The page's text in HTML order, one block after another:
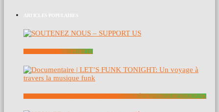
ARTICLES POPULAIRES
SOUTENEZ NOUS – SUPPORT US
DOCUMENTAIRE | LET’S FUNK TONIGHT: UN VOYAGE À TRAVERS LA MUSIQUE FUNK